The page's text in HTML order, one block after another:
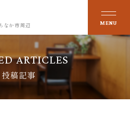
なか市周辺
ARTICLES
投稿記事